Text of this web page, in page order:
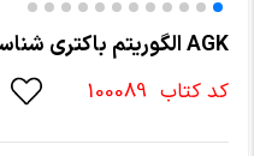
AGK الگوریتم باکتری شناسی (عمومی-سیستماتیک)
کد کتاب 100089